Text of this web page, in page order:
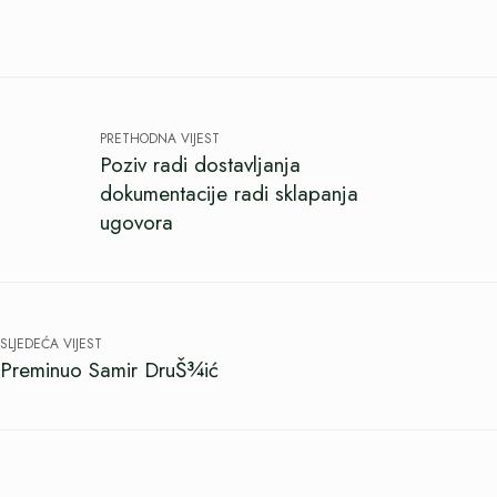
PRETHODNA VIJEST
Poziv radi dostavljanja
dokumentacije radi sklapanja
ugovora
SLJEDEĆA VIJEST
Preminuo Samir DruŠ¾ić